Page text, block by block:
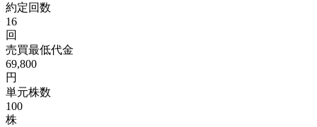
約定回数
16
回
売買最低代金
69,800
円
単元株数
100
株